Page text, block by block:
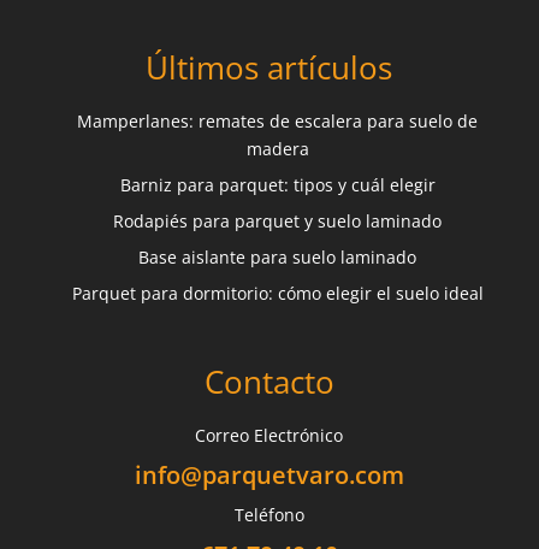
Últimos artículos
Mamperlanes: remates de escalera para suelo de
madera
Barniz para parquet: tipos y cuál elegir
Rodapiés para parquet y suelo laminado
Base aislante para suelo laminado
Parquet para dormitorio: cómo elegir el suelo ideal
Contacto
Correo Electrónico
info@parquetvaro.com
Teléfono